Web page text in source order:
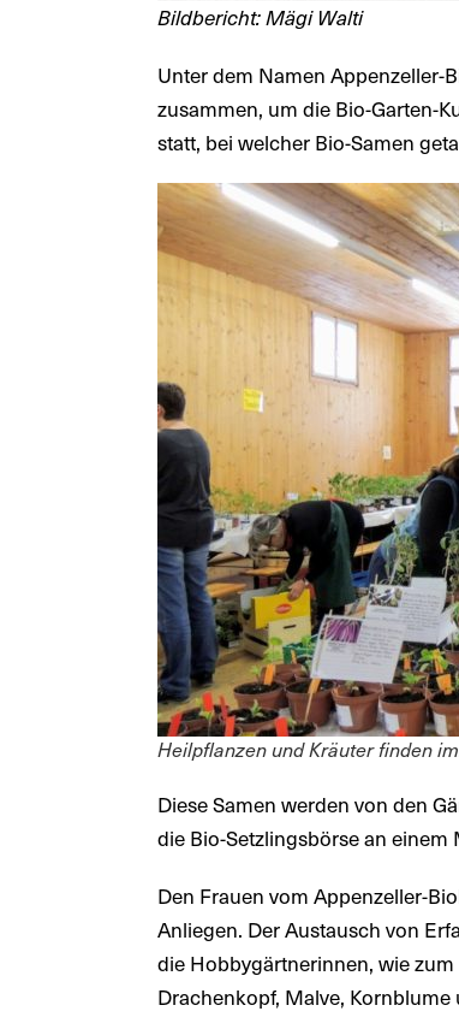
Bildbericht: Mägi Walti
Unter dem Namen Appenzeller-
zusammen, um die Bio-Garten-
statt, bei welcher Bio-Samen
Heilpflanzen und Kräuter finden
Diese Samen werden von den
die Bio-Setzlingsbörse an einem
Den Frauen vom Appenzeller-
Anliegen. Der Austausch von
die Hobbygärtnerinnen, wie
Drachenkopf, Malve,